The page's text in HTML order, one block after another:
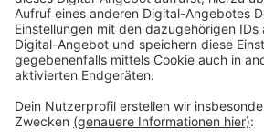
sich bei der Polizei melden.
Hinweise nimmt die Polizei
799-0, 02251 799-460 oderper E-